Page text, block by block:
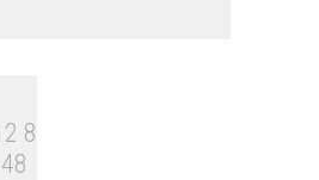
বৈশ্বিক প্রতিযোগিতা সক্ষমতা বাড়াতে
পোশাক শিল্পে নতুন উদ্যোগ
2 8
48